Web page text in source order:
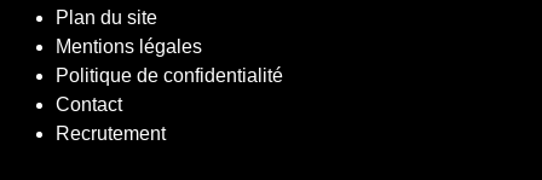
Plan du site
Mentions légales
Politique de confidentialité
Contact
Recrutement